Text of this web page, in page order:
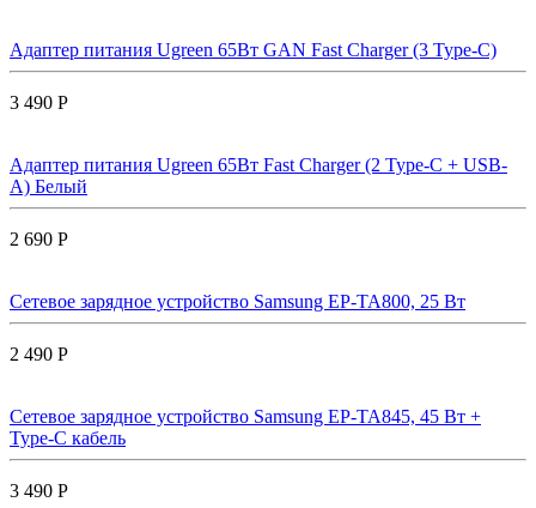
Адаптер питания Ugreen 65Вт GAN Fast Charger (3 Type-C)
3 490 Р
Адаптер питания Ugreen 65Вт Fast Charger (2 Type-C + USB-
A) Белый
2 690 Р
Сетевое зарядное устройство Samsung EP-TA800, 25 Вт
2 490 Р
Сетевое зарядное устройство Samsung EP-TA845, 45 Вт +
Type-C кабель
3 490 Р